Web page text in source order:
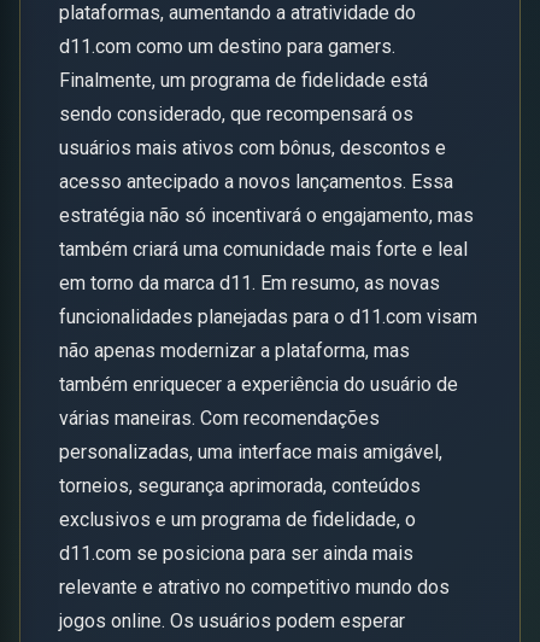
plataformas, aumentando a atratividade do
d11.com como um destino para gamers.
Finalmente, um programa de fidelidade está
sendo considerado, que recompensará os
usuários mais ativos com bônus, descontos e
acesso antecipado a novos lançamentos. Essa
estratégia não só incentivará o engajamento, mas
também criará uma comunidade mais forte e leal
em torno da marca d11. Em resumo, as novas
funcionalidades planejadas para o d11.com visam
não apenas modernizar a plataforma, mas
também enriquecer a experiência do usuário de
várias maneiras. Com recomendações
personalizadas, uma interface mais amigável,
torneios, segurança aprimorada, conteúdos
exclusivos e um programa de fidelidade, o
d11.com se posiciona para ser ainda mais
relevante e atrativo no competitivo mundo dos
jogos online. Os usuários podem esperar